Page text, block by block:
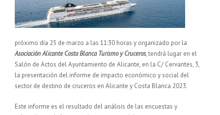
próximo día 25 de marzo a las 11:30 horas y organizado por la
Asociación Alicante Costa Blanca Turismo y Cruceros, tendrá lugar en el
Salón de Actos del Ayuntamiento de Alicante, en la C/ Cervantes, 3,
la presentación del informe de impacto económico y social del
sector de destino de cruceros en Alicante y Costa Blanca 2023.
Este informe es el resultado del análisis de las encuestas y